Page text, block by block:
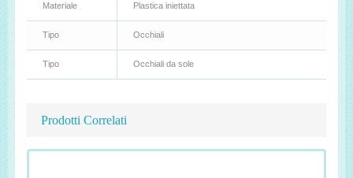
Materiale Plastica iniettata
Tipo Occhiali
Tipo Occhiali da sole
Prodotti Correlati